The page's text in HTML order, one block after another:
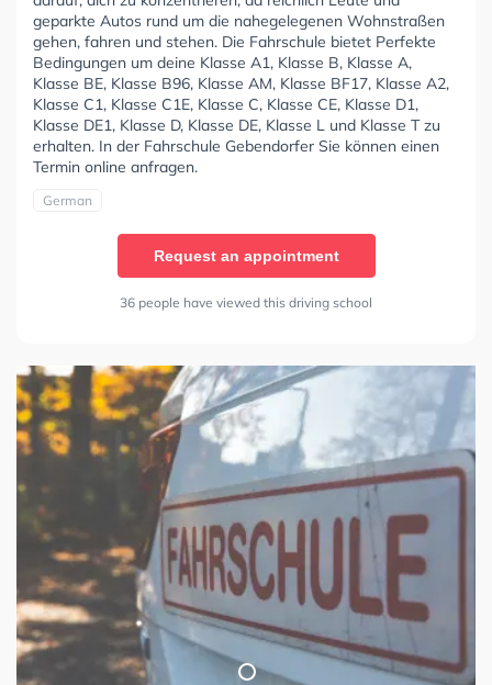
geparkte Autos rund um die nahegelegenen Wohnstraßen
gehen, fahren und stehen. Die Fahrschule bietet Perfekte
Bedingungen um deine Klasse A1, Klasse B, Klasse A,
Klasse BE, Klasse B96, Klasse AM, Klasse BF17, Klasse A2,
Klasse C1, Klasse C1E, Klasse C, Klasse CE, Klasse D1,
Klasse DE1, Klasse D, Klasse DE, Klasse L und Klasse T zu
erhalten. In der Fahrschule Gebendorfer Sie können einen
Termin online anfragen.
German
Request an appointment
36 people have viewed this driving school